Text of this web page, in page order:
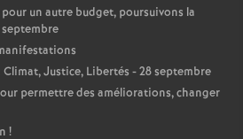
un autre budget, poursuivons la
Climat, Justice, Libertés - 28 septembre
permettre des améliorations, changer
!